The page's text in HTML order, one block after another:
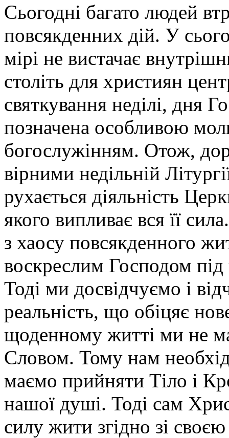
Сьогодні багато людей
повсякденних дій. У
мірі не вистачає
століть для християн
святкування неділі, дня
позначена особливою
богослужінням. Отож,
вірними недільній
рухається діяльність
якого випливає вся її
з хаосу повсякденного
воскреслим Господом під
Тоді ми досвідчуємо і
реальність, що обіцяє
щоденному житті ми не
Словом. Тому нам
маємо прийняти Тіло і
нашої душі. Тоді сам
силу жити згідно зі